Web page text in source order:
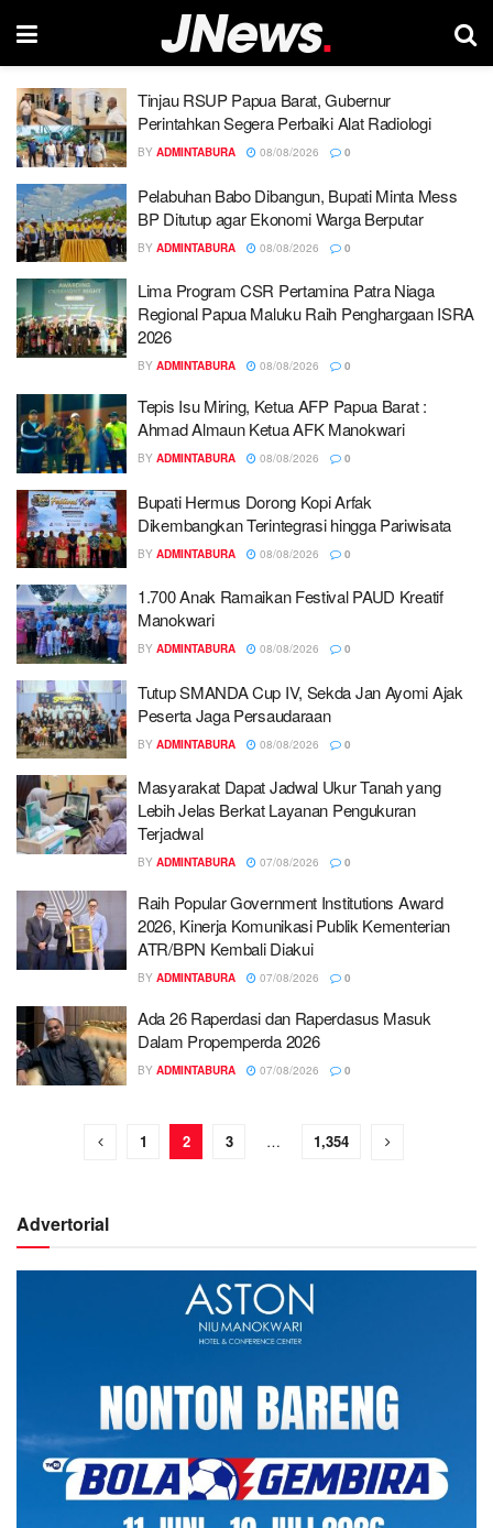
Tinjau RSUP Papua Barat, Gubernur
Perintahkan Segera Perbaiki Alat Radiologi
BY ADMINTABURA 08/08/2026 0
Pelabuhan Babo Dibangun, Bupati Minta Mess
BP Ditutup agar Ekonomi Warga Berputar
BY ADMINTABURA 08/08/2026 0
Lima Program CSR Pertamina Patra Niaga
Regional Papua Maluku Raih Penghargaan ISRA
2026
BY ADMINTABURA 08/08/2026 0
Tepis Isu Miring, Ketua AFP Papua Barat :
Ahmad Almaun Ketua AFK Manokwari
BY ADMINTABURA 08/08/2026 0
Bupati Hermus Dorong Kopi Arfak
Dikembangkan Terintegrasi hingga Pariwisata
BY ADMINTABURA 08/08/2026 0
1.700 Anak ‎Ramaikan Festival PAUD Kreatif
Manokwari
BY ADMINTABURA 08/08/2026 0
Tutup SMANDA Cup IV, Sekda Jan Ayomi Ajak
Peserta Jaga Persaudaraan
BY ADMINTABURA 08/08/2026 0
Masyarakat Dapat Jadwal Ukur Tanah yang
Lebih Jelas Berkat Layanan Pengukuran
Terjadwal
BY ADMINTABURA 07/08/2026 0
Raih Popular Government Institutions Award
2026, Kinerja Komunikasi Publik Kementerian
ATR/BPN Kembali Diakui
BY ADMINTABURA 07/08/2026 0
Ada 26 Raperdasi dan Raperdasus Masuk
Dalam Propemperda 2026
BY ADMINTABURA 07/08/2026 0
1 2 3 … 1,354
Advertorial